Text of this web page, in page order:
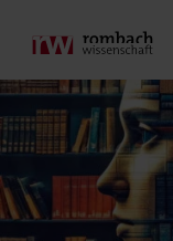
Startseite